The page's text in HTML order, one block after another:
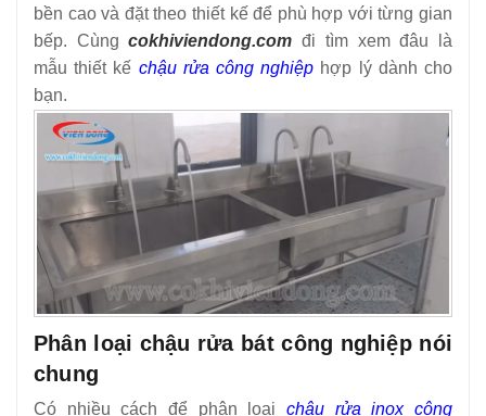
bền cao và đặt theo thiết kế để phù hợp với từng gian
bếp. Cùngcokhiviendong.com đi tìm xem đâu là
mẫu thiết kế chậu rửa công nghiệp hợp lý dành cho
bạn.
Phân loại chậu rửa bát công nghiệp nói
chung
Có nhiều cách để phân loại chậu rửa inox công